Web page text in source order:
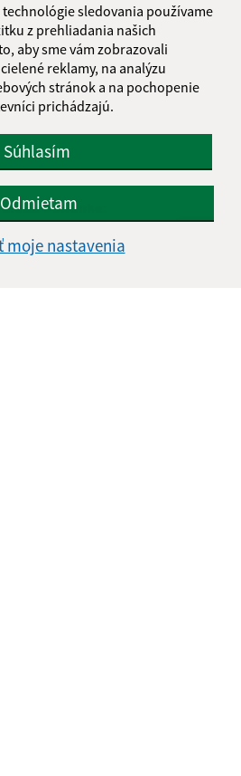
sledovania používame
z prehliadania našich
aby sme vám zobrazovali
reklamy, na analýzu
stránok a na pochopenie
prichádzajú.
Súhlasím
Odmietam
moje nastavenia
o stránke:
o prístupnosti